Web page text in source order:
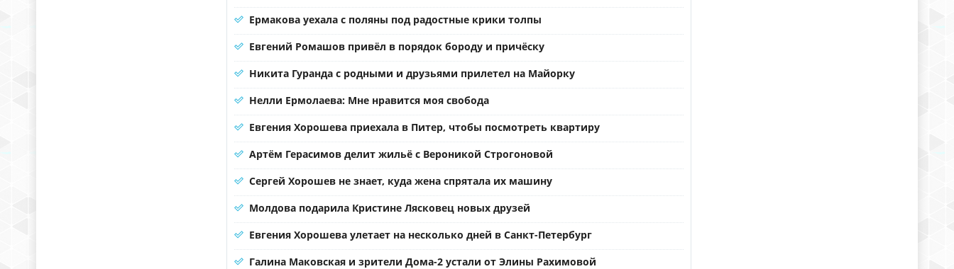
Ермакова уехала с поляны под радостные крики толпы
Евгений Ромашов привёл в порядок бороду и причёску
Никита Гуранда с родными и друзьями прилетел на Майорку
Нелли Ермолаева: Мне нравится моя свобода
Евгения Хорошева приехала в Питер, чтобы посмотреть квартиру
Артём Герасимов делит жильё с Вероникой Строгоновой
Сергей Хорошев не знает, куда жена спрятала их машину
Молдова подарила Кристине Лясковец новых друзей
Евгения Хорошева улетает на несколько дней в Санкт-Петербург
Галина Маковская и зрители Дома-2 устали от Элины Рахимовой